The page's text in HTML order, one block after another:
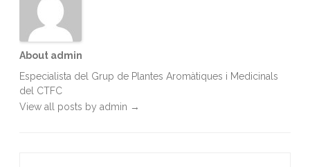
About admin
Especialista del Grup de Plantes Aromàtiques i Medicinals
del CTFC
View all posts by admin →